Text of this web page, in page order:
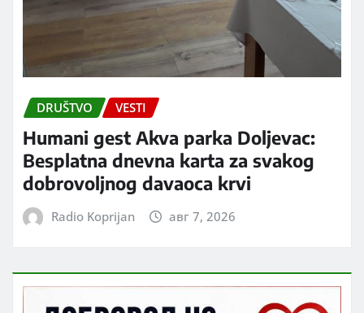
DRUŠTVO VESTI
Humani gest Akva parka Doljevac:
Besplatna dnevna karta za svakog
dobrovoljnog davaoca krvi
Radio Koprijan авг 7, 2026